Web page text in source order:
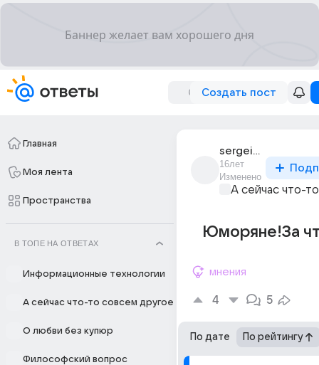
Создать пост
Главная
Моя лента
Пространства
В ТОПЕ НА ОТВЕТАХ
Информационные технологии
А сейчас что-то совсем другое
О любви без купюр
Философский вопрос
sergei_turbin_8
16лет
Изменено
А сейчас что-
Юморяне!За
мнения
4 5
По дате По рейтингу